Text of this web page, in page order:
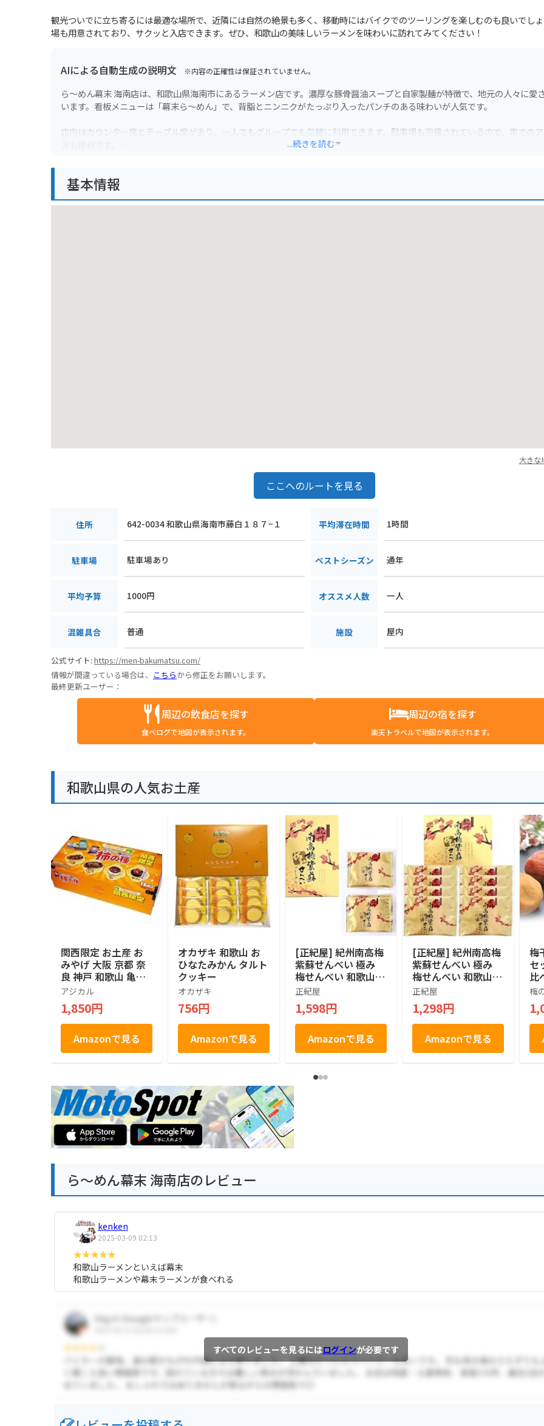
観光ついでに立ち寄るには最適な場所で、近隣には自然の絶景も多く、移動時にはバイクでのツーリングを楽しむのも良いでし
場も用意されており、サクッと入店できます。ぜひ、和歌山の美味しいラーメンを味わいに訪れてみてください！
AIによる自動生成の説明文 ※内容の正確性は保証されていません。
ら～めん幕末 海南店は、和歌山県海南市にあるラーメン店です。濃厚な豚骨醤油スープと自家製麺が特徴で、地元の人々に愛
います。看板メニューは「幕末ら～めん」で、背脂とニンニクがたっぷり入ったパンチのある味わいが人気です。
店内はカウンター席とテーブル席があり、一人でもグループでも気軽に利用できます。駐車場も完備されているので、車での
んで、お土産にもおすすめです。
バイクで訪れる場合は、店の前に駐車スペースがあるので、安心して停めることができます。周辺には、和歌山マリーナシテ
...続きを読む
基本情報
大きな
ここへのルートを見る
住所 642-0034 和歌山県海南市藤白１８７−１ 平均滞在時間 1時間
駐車場 駐車場あり ベストシーズン 通年
平均予算 1000円 オススメ人数 一人
混雑具合 普通 施設 屋内
公式サイト:https://men-bakumatsu.com/
情報が間違っている場合は、 こちらから修正をお願いします。
最終更新ユーザー：
周辺の飲食店を探す
食べログで地図が表示されます。
周辺の宿を探す
楽天トラベルで地図が表示されます。
和歌山県の人気お土産
関西限定 お土産 お
みやげ 大阪 京都 奈
良 神戸 和歌山 亀田
の柿の種 ピーナッツ
入り 180g 16袋入り
（４種類×４袋）
アジカル
1,850円
Amazonで見る
オカザキ 和歌山 お
ひなたみかん タルト
クッキー
オカザキ
756円
Amazonで見る
[正紀屋] 紀州南高梅
紫蘇せんべい 極み
梅せんべい 和歌山土
産 煎餅 個包装 和菓
子 ギフト お中元 お
歳暮 1枚×12袋
正紀屋
1,598円
Amazonで見る
[正紀屋] 紀州南高梅
紫蘇せんべい 極み
梅せんべい 和歌山土
産 煎餅 個包装 和菓
子 ギフト お中元 お
歳暮 1枚×8袋
正紀屋
1,298円
Amazonで見る
梅
セ
比
冨
産
分
ル
人
ト
梅
ら～めん幕末 海南店のレビュー
kenken
2025-03-09 02:13
和歌山ラーメンといえば幕末
和歌山ラーメンや幕末ラーメンが食べれる
すべてのレビューを見るにはログインが必要です